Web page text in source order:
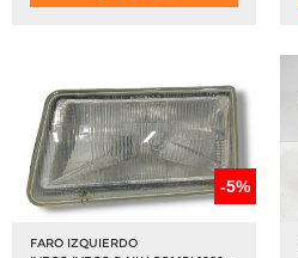
-5%
FARO IZQUIERDO